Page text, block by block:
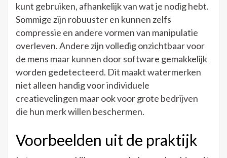
kunt gebruiken, afhankelijk van wat je nodig hebt.
Sommige zijn robuuster en kunnen zelfs
compressie en andere vormen van manipulatie
overleven. Andere zijn volledig onzichtbaar voor
de mens maar kunnen door software gemakkelijk
worden gedetecteerd. Dit maakt watermerken
niet alleen handig voor individuele
creatievelingen maar ook voor grote bedrijven
die hun merk willen beschermen.
Voorbeelden uit de praktijk